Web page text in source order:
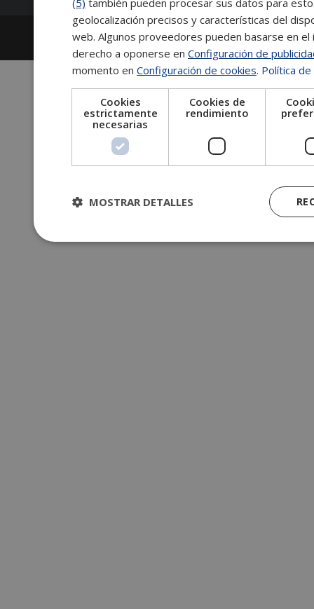
2026
Escuela de Posgrado de Salamanca
Información legal
Tablón de anuncios
(5) también pueden procesar sus datos para
geolocalización precisos y características del
web. Algunos proveedores pueden basarse en
derecho a oponerse en Configuración de
momento en Configuración de cookies. Política
Cookies
estrictamente
necesarias
Cookies de
rendimiento
MOSTRAR DETALLES